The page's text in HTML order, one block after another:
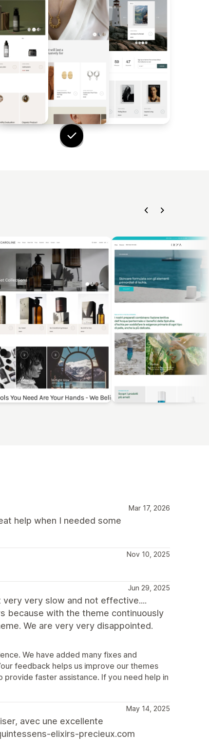
Mar 17, 2026
help when I needed some
Nov 10, 2025
Jun 29, 2025
very slow and not effective....
because with the theme continuously
We are very very disappointed.
We have added many fixes and
feedback helps us improve our themes
faster assistance. If you need help in
May 14, 2025
avec une excellente
elixirs-precieux.com